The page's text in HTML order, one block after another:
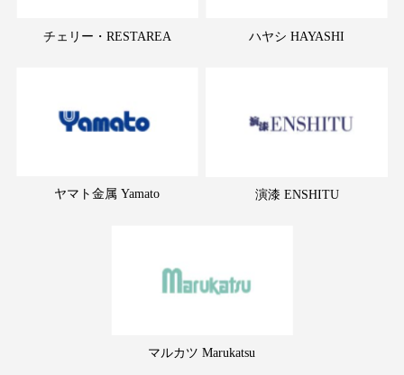
チェリー・RESTAREA ハヤシ HAYASHI
ヤマト金属 Yamato 演漆 ENSHITU
マルカツ Marukatsu